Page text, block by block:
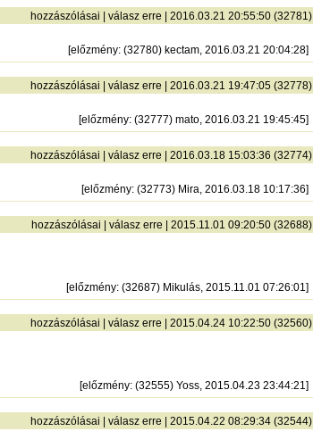
hozzászólásai válasz erre | 2016.03.21 20:55:50 (32781)
[előzmény: (32780) kectam, 2016.03.21 20:04:28]
hozzászólásai válasz erre | 2016.03.21 19:47:05 (32778)
[előzmény: (32777) mato, 2016.03.21 19:45:45]
hozzászólásai válasz erre | 2016.03.18 15:03:36 (32774)
[előzmény: (32773) Mira, 2016.03.18 10:17:36]
hozzászólásai válasz erre | 2015.11.01 09:20:50 (32688)
[előzmény: (32687) Mikulás, 2015.11.01 07:26:01]
hozzászólásai válasz erre | 2015.04.24 10:22:50 (32560)
[előzmény: (32555) Yoss, 2015.04.23 23:44:21]
hozzászólásai válasz erre | 2015.04.22 08:29:34 (32544)